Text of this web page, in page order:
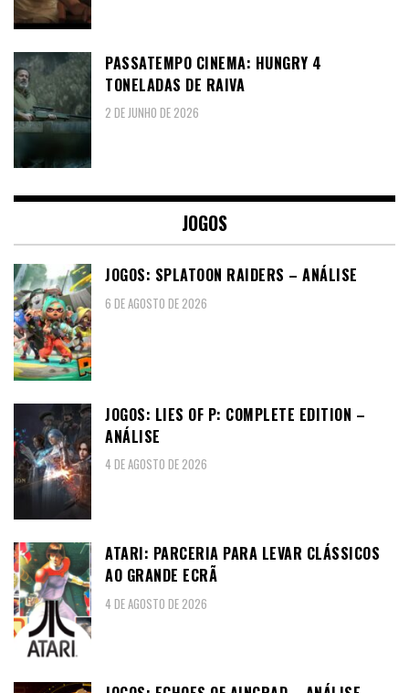
PASSATEMPO CINEMA: HUNGRY 4
TONELADAS DE RAIVA
2 DE JUNHO DE 2026
JOGOS
JOGOS: SPLATOON RAIDERS – ANÁLISE
6 DE AGOSTO DE 2026
JOGOS: LIES OF P: COMPLETE EDITION –
ANÁLISE
4 DE AGOSTO DE 2026
ATARI: PARCERIA PARA LEVAR CLÁSSICOS
AO GRANDE ECRÃ
4 DE AGOSTO DE 2026